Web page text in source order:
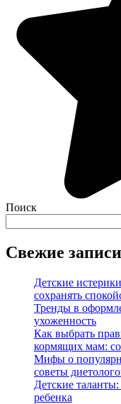
Поиск
Свежие записи
Детские
сохранять
Тренды в
ухоженность
Как выбрать
кормящих мам:
Мифы о
советы
Детские таланты:
ребенка